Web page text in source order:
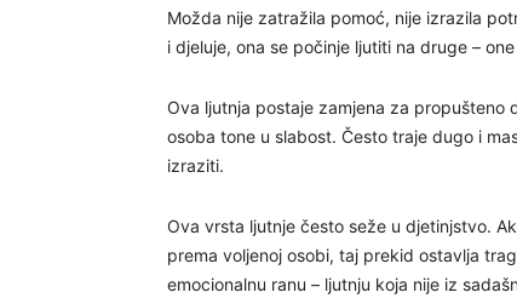
Možda nije zatražila pomoć, nije izrazila
i djeluje, ona se počinje ljutiti na druge –
Ova ljutnja postaje zamjena za propušteno
osoba tone u slabost. Često traje dugo i
izraziti.
Ova vrsta ljutnje često seže u djetinjstvo.
prema voljenoj osobi, taj prekid ostavlja
emocionalnu ranu – ljutnju koja nije iz